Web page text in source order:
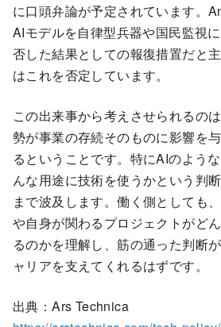
に口頭弁論が予定されています。
AIモデルを自律型兵器や国民監視
否した結果としての報復措置だと
はこれを否定しています。
この出来事から考えさせられるの
勢が事業の存続そのものに影響を
るということです。特にAIのよう
んな用途に技術を使うかという判
まで波及します。働く側としても
や自身が関わるプロジェクトがど
るのかを理解し、筋の通った判断
ャリアを支えてくれるはずです。
出典：Ars Technica